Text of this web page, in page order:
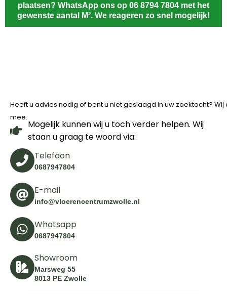
plaatsen? WhatsApp ons op 06 8794 7804 met het
gewenste aantal M². We reageren zo snel mogelijk!
Heeft u advies nodig of bent u niet geslaagd in uw zoektocht?
mee.
Mogelijk kunnen wij u toch verder helpen. Wij
staan u graag te woord via:
Telefoon
0687947804
E-mail
info@vloerencentrumzwolle.nl
Whatsapp
0687947804
Showroom
Marsweg 55
8013 PE Zwolle